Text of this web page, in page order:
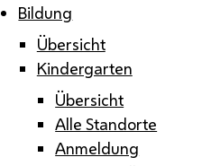
Bildung
Übersicht
Kindergarten
Übersicht
Alle Standorte
Anmeldung